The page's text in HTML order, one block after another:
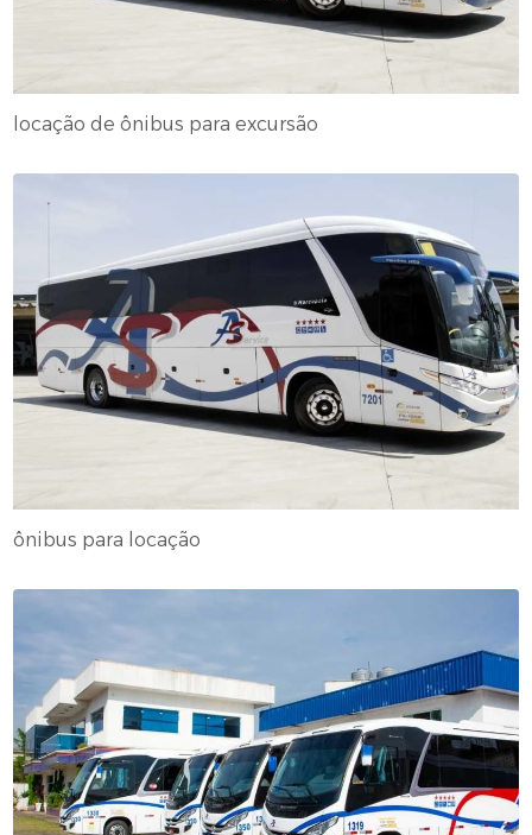
locação de ônibus para excursão
ônibus para locação